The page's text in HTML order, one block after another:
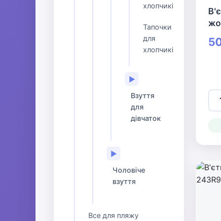
хлопчиків
Тапочки
для
хлопчиків
▶
Взуття
для
дівчаток
▶
Чоловіче
взуття
Все для пляжу